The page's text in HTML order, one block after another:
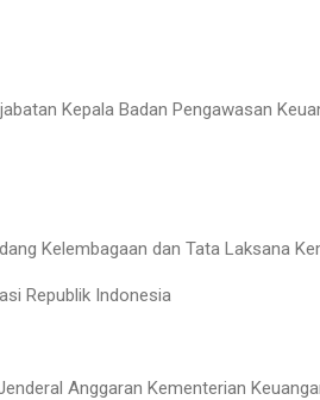
Kepala Badan Pengawasan
Kelembagaan dan Tata Laksana
Republik Indonesia
Anggaran Kementerian